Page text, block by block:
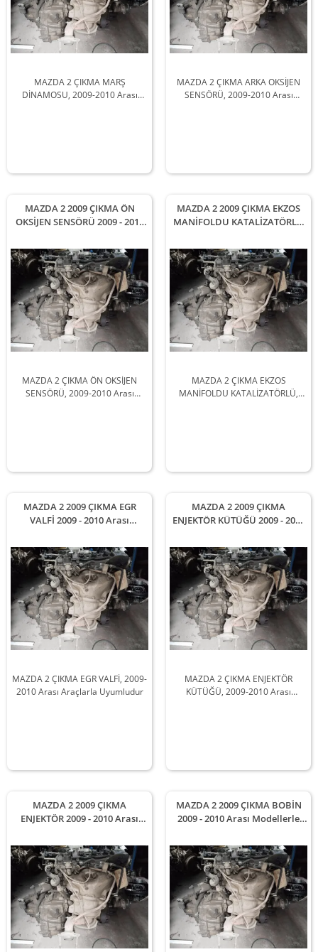
MAZDA 2 ÇIKMA MARŞ
DİNAMOSU, 2009-2010 Arası
MAZDA 2 ÇIKMA ARKA OKSİJEN
SENSÖRÜ, 2009-2010 Arası
MAZDA 2 2009 ÇIKMA ÖN
OKSİJEN SENSÖRÜ 2009 - 2010
MAZDA 2 ÇIKMA ÖN OKSİJEN
SENSÖRÜ, 2009-2010 Arası
MAZDA 2 2009 ÇIKMA EKZOS
MANİFOLDU KATALİZATÖRLÜ
Uyumludur
MAZDA 2 ÇIKMA EKZOS
MANİFOLDU KATALİZATÖRLÜ,
MAZDA 2 2009 ÇIKMA EGR
VALFİ 2009 - 2010 Arası
MAZDA 2 ÇIKMA EGR VALFİ, 2009-
2010 Arası Araçlarla Uyumludur
MAZDA 2 2009 ÇIKMA
ENJEKTÖR KÜTÜĞÜ 2009 - 2010
MAZDA 2 ÇIKMA ENJEKTÖR
KÜTÜĞÜ, 2009-2010 Arası
MAZDA 2 2009 ÇIKMA
ENJEKTÖR 2009 - 2010 Arası
MAZDA 2 2009 ÇIKMA BOBİN
2009 - 2010 Arası Modellerle